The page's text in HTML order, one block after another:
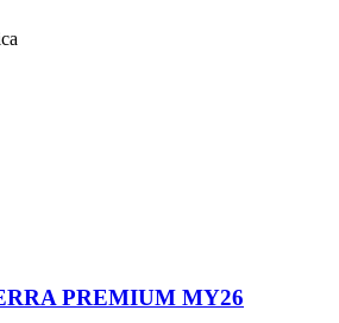
PREMIUM MY26